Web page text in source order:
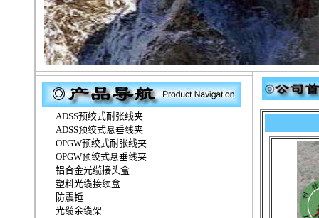
ADSS预绞式耐张线夹
ADSS预绞式悬垂线夹
OPGW预绞式耐张线夹
OPGW预绞式悬垂线夹
铝合金光缆接头盒
塑料光缆接续盒
防震锤
光缆余缆架